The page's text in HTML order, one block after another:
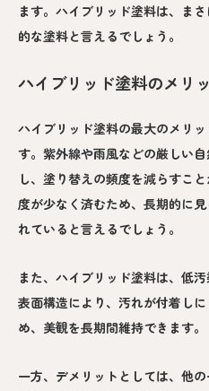
ます。ハイブリッド塗料は、ま
的な塗料と言えるでしょう。
ハイブリッド塗料のメリ
ハイブリッド塗料の最大のメリ
す。紫外線や雨風などの厳しい
し、塗り替えの頻度を減らすこ
度が少なく済むため、長期的に
れていると言えるでしょう。
また、ハイブリッド塗料は、低
表面構造により、汚れが付着し
め、美観を長期間維持できます。
一方、デメリットとしては、他